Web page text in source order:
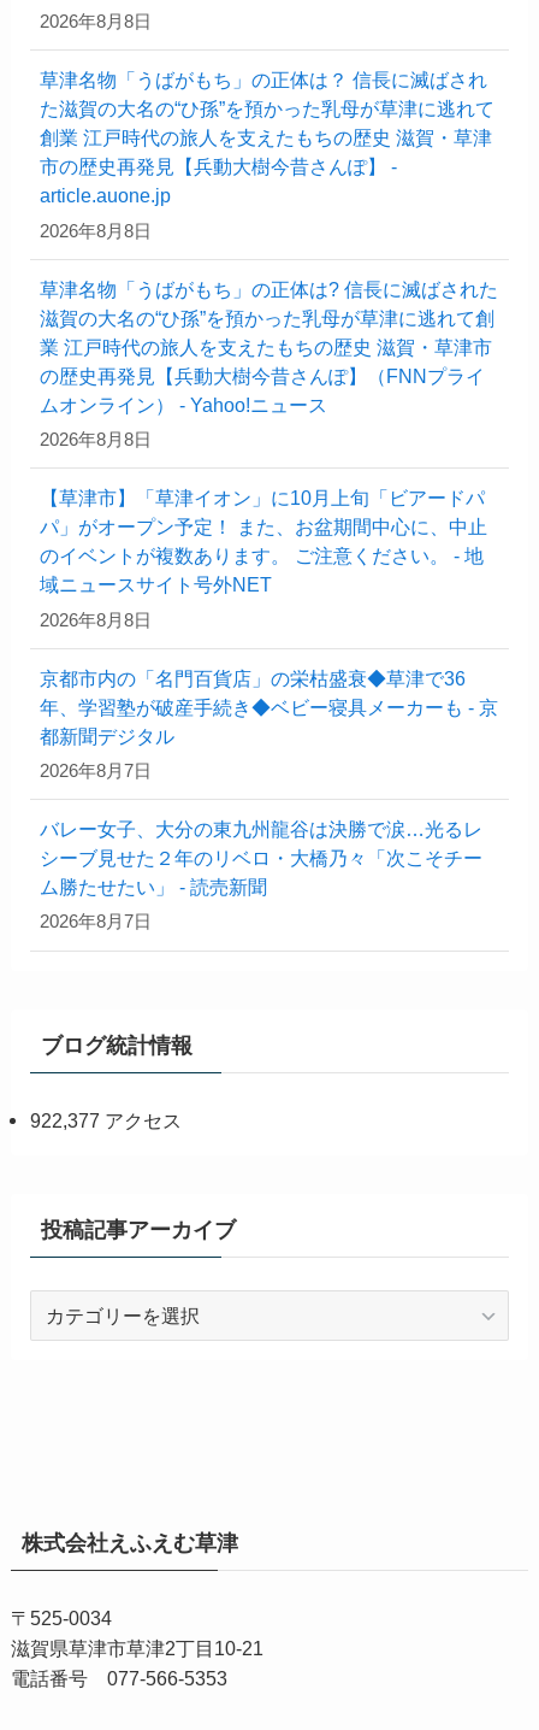
2026年8月8日
草津名物「うばがもち」の正体は？ 信長に滅ばされ
た滋賀の大名の“ひ孫”を預かった乳母が草津に逃れて
創業 江戸時代の旅人を支えたもちの歴史 滋賀・草津
市の歴史再発見【兵動大樹今昔さんぽ】 -
article.auone.jp
2026年8月8日
草津名物「うばがもち」の正体は? 信長に滅ばされた
滋賀の大名の“ひ孫”を預かった乳母が草津に逃れて創
業 江戸時代の旅人を支えたもちの歴史 滋賀・草津市
の歴史再発見【兵動大樹今昔さんぽ】（FNNプライ
ムオンライン） - Yahoo!ニュース
2026年8月8日
【草津市】「草津イオン」に10月上旬「ビアードパ
パ」がオープン予定！ また、お盆期間中心に、中止
のイベントが複数あります。 ご注意ください。 - 地
域ニュースサイト号外NET
2026年8月8日
京都市内の「名門百貨店」の栄枯盛衰◆草津で36
年、学習塾が破産手続き◆ベビー寝具メーカーも - 京
都新聞デジタル
2026年8月7日
バレー女子、大分の東九州龍谷は決勝で涙…光るレ
シーブ見せた２年のリベロ・大橋乃々「次こそチー
ム勝たせたい」 - 読売新聞
2026年8月7日
ブログ統計情報
922,377 アクセス
投稿記事アーカイブ
ブ
株式会社えふえむ草津
〒525-0034
滋賀県草津市草津2丁目10-21
電話番号 077-566-5353